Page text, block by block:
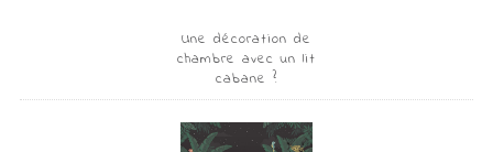
Une décoration de
chambre avec un lit
cabane ?